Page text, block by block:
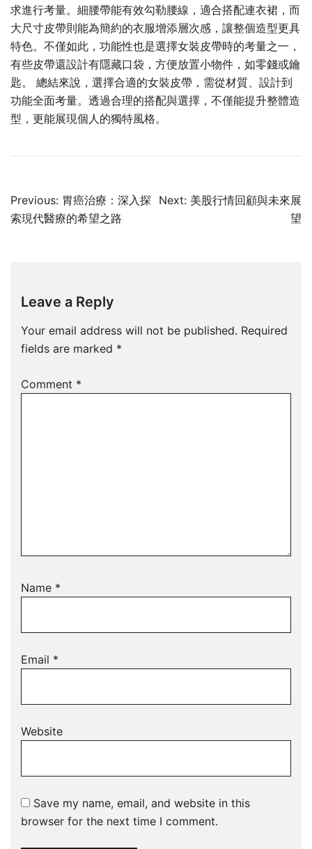
求進行考量。細腰帶能有效勾勒腰線，適合搭配連衣裙，而
大尺寸皮帶則能為簡約的衣服增添層次感，讓整個造型更具
特色。不僅如此，功能性也是選擇女裝皮帶時的考量之一，
有些皮帶還設計有隱藏口袋，方便放置小物件，如零錢或鑰
匙。 總結來說，選擇合適的女裝皮帶，需從材質、設計到
功能全面考量。透過合理的搭配與選擇，不僅能提升整體造
型，更能展現個人的獨特風格。
Post
navigation
Previous: 胃癌治療：深入探
索現代醫療的希望之路
Next: 美股行情回顧與未來展
望
Leave a Reply
Your email address will not be published. Required
fields are marked *
Comment *
Name *
Email *
Website
Save my name, email, and website in this
browser for the next time I comment.